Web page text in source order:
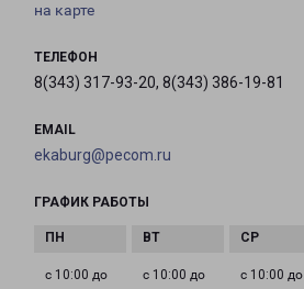
на карте
ТЕЛЕФОН
8(343) 317-93-20, 8(343) 386-19-81
EMAIL
ekaburg@pecom.ru
ГРАФИК РАБОТЫ
с 10:00 до
с 10:00 до
с 10:00 до